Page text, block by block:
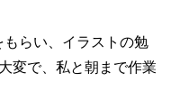
らい、イラストの勉
変で、私と朝まで作業